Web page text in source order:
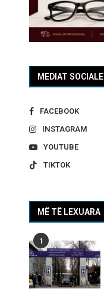
MEDIAT SOCIALE
FACEBOOK
INSTAGRAM
YOUTUBE
TIKTOK
MË TË LEXUARA
1